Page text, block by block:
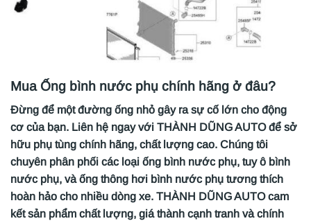
Mua Ống bình nước phụ chính hãng ở đâu?
Đừng để một đường ống nhỏ gây ra sự cố lớn cho động
cơ của bạn. Liên hệ ngay với THÀNH DŨNG AUTO để sở
hữu phụ tùng chính hãng, chất lượng cao. Chúng tôi
chuyên phân phối các loại ống bình nước phụ, tuy ô bình
nước phụ, và ống thông hơi bình nước phụ tương thích
hoàn hảo cho nhiều dòng xe. THÀNH DŨNG AUTO cam
kết sản phẩm chất lượng, giá thành cạnh tranh và chính